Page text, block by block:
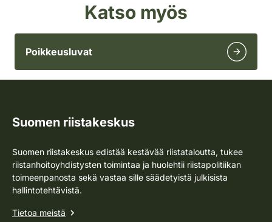
Katso myös
Poikkeusluvat
Suomen riistakeskus
Suomen riistakeskus edistää kestävää riistataloutta, tukee
riistanhoitoyhdistysten toimintaa ja huolehtii riistapolitiikan
toimeenpanosta sekä vastaa sille säädetyistä julkisista
hallintotehtävistä.
Tietoa meistä